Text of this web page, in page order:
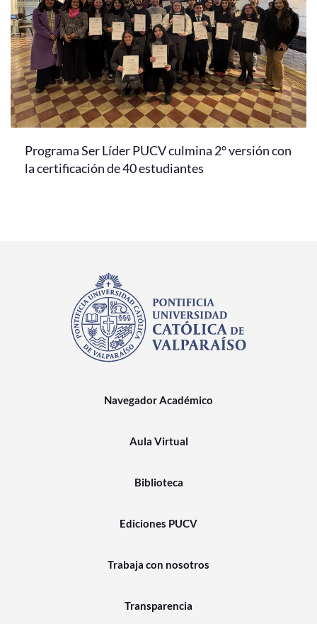
Programa Ser Líder PUCV culmina 2° versión con
la certificación de 40 estudiantes
Navegador Académico
Aula Virtual
Biblioteca
Ediciones PUCV
Trabaja con nosotros
Transparencia